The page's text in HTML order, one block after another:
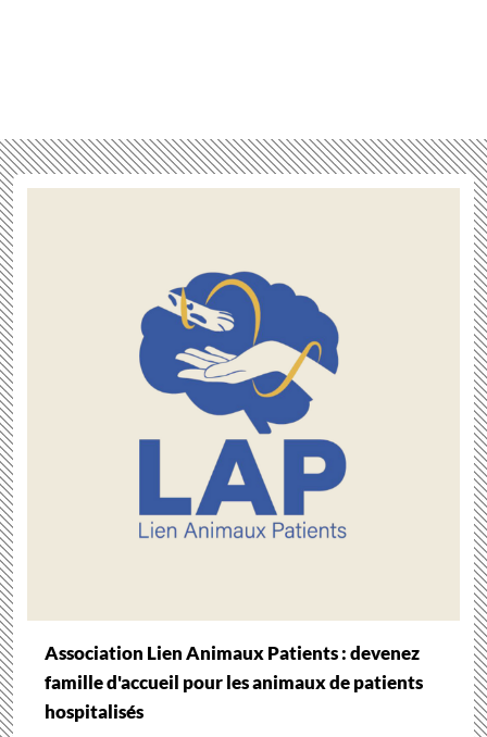
Association Lien Animaux Patients : devenez
famille d'accueil pour les animaux de patients
hospitalisés